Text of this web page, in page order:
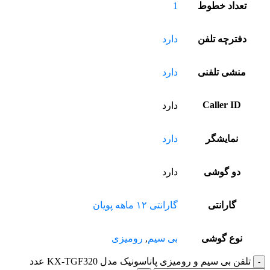
تعداد خطوط 1
دفترچه تلفن دارد
منشی تلفنی دارد
Caller ID دارد
نمایشگر دارد
دو گوشی دارد
گارانتی گارانتی ۱۲ ماهه پویان
نوع گوشی بی سیم, رومیزی
تلفن بی سیم و رومیزی پاناسونیک مدل KX-TGF320 عدد